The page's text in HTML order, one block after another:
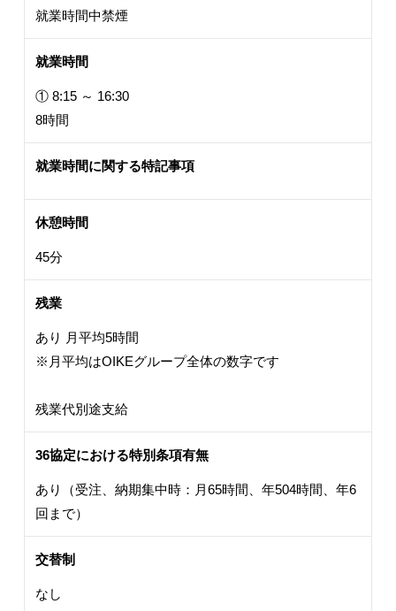
就業時間中禁煙
就業時間
① 8:15 ～ 16:30
8時間
就業時間に関する特記事項
休憩時間
45分
残業
あり 月平均5時間
※月平均はOIKEグループ全体の数字です
残業代別途支給
36協定における特別条項有無
あり（受注、納期集中時：月65時間、年504時間、年6
回まで）
交替制
なし